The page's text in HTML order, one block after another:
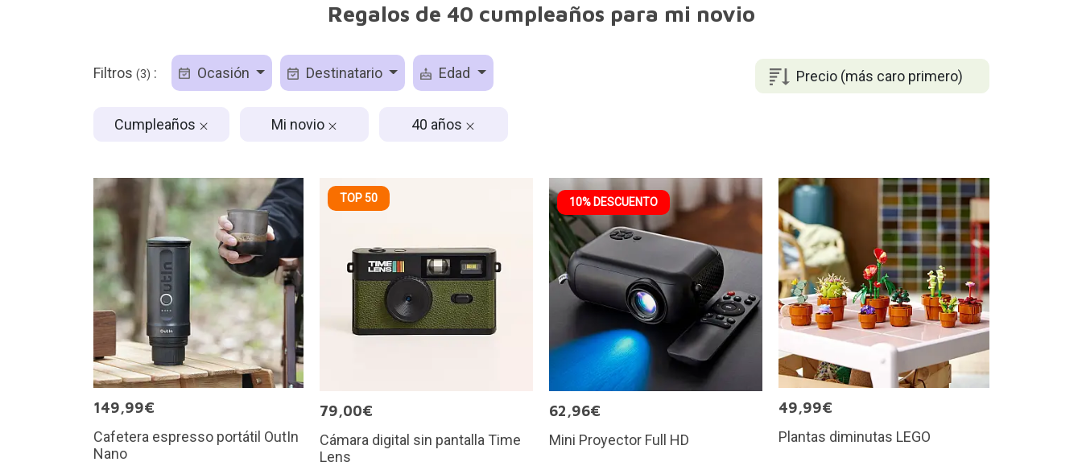
Regalos de 40 cumpleaños para mi novio
Precio (más caro primero)
Filtros (3) : Ocasión Destinatario Edad
Cumpleaños Mi novio 40 años
149,99€
Cafetera espresso portátil OutIn
Nano
TOP 50
79,00€
Cámara digital sin pantalla Time
Lens
10% DESCUENTO
62,96€
Mini Proyector Full HD
49,99€
Plantas diminutas LEGO